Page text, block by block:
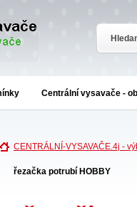
Centrální vysavače -
CENTRÁLNÍ-VYSAVAČE.4j -
řezačka potrubí HOBBY